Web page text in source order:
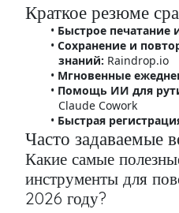
Краткое резюме
Быстрое печатание
Сохранение и
знаний: Raindrop.io
Мгновенные
Помощь ИИ для
Claude Cowork
Быстрая
Часто задаваемые
Какие самые
инструменты для
2026 году?